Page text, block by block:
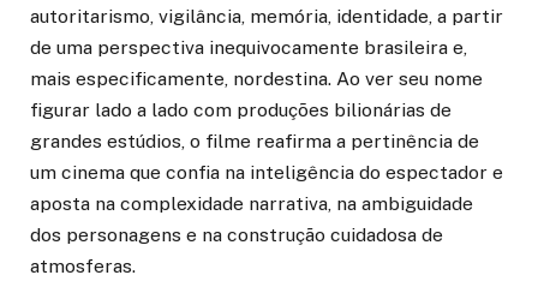
autoritarismo, vigilância, memória, identidade, a partir
de uma perspectiva inequivocamente brasileira e,
mais especificamente, nordestina. Ao ver seu nome
figurar lado a lado com produções bilionárias de
grandes estúdios, o filme reafirma a pertinência de
um cinema que confia na inteligência do espectador e
aposta na complexidade narrativa, na ambiguidade
dos personagens e na construção cuidadosa de
atmosferas.